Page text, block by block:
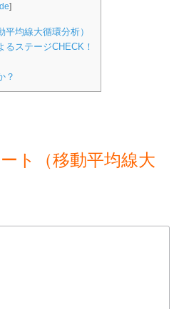
]
均線大循環分析）
ステージCHECK！
？
ト（移動平均線大